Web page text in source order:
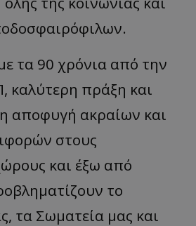
τα 90 χρόνια από την
καλύτερη πράξη και
η αποφυγή ακραίων και
στους
και έξω από
το
τα Σωματεία μας και